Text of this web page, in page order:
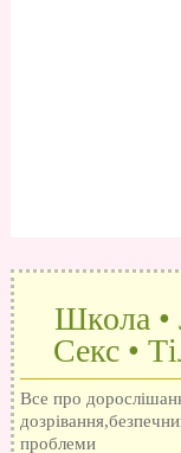
Школа •
Секс •
Все про
проблеми